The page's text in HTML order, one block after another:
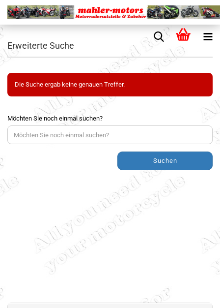
Erweiterte Suche
Die Suche ergab keine genauen Treffer.
Möchten Sie noch einmal suchen?
Suchen